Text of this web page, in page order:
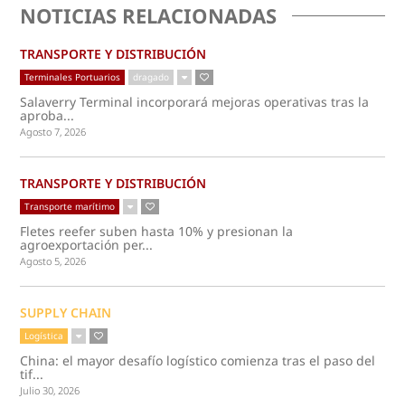
NOTICIAS RELACIONADAS
TRANSPORTE Y DISTRIBUCIÓN
Terminales Portuarios dragado
Salaverry Terminal incorporará mejoras operativas tras la
aproba...
Agosto 7, 2026
TRANSPORTE Y DISTRIBUCIÓN
Transporte marítimo
Fletes reefer suben hasta 10% y presionan la
agroexportación per...
Agosto 5, 2026
SUPPLY CHAIN
Logística
China: el mayor desafío logístico comienza tras el paso del
tif...
Julio 30, 2026